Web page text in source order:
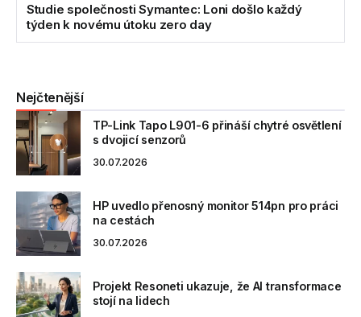
Studie společnosti Symantec: Loni došlo každý
týden k novému útoku zero day
Nejčtenější
TP-Link Tapo L901-6 přináší chytré osvětlení
s dvojicí senzorů
30.07.2026
HP uvedlo přenosný monitor 514pn pro práci
na cestách
30.07.2026
Projekt Resoneti ukazuje, že AI transformace
stojí na lidech